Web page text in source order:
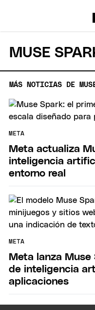
MUSE
MÁS NOTICIAS DE
META
Meta actualiza
inteligencia
entorno real
META
Meta lanza Muse
de inteligencia
aplicaciones